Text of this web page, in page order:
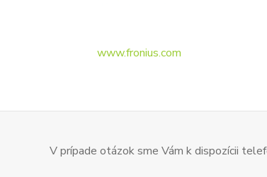
www.fronius.com
V prípade otázok sme Vám k dispozícii